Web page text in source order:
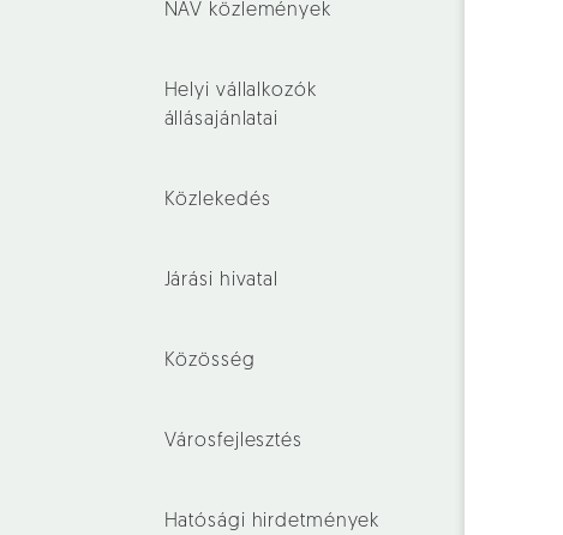
NAV közlemények
Helyi vállalkozók
állásajánlatai
Közlekedés
Járási hivatal
Közösség
Városfejlesztés
Hatósági hirdetmények